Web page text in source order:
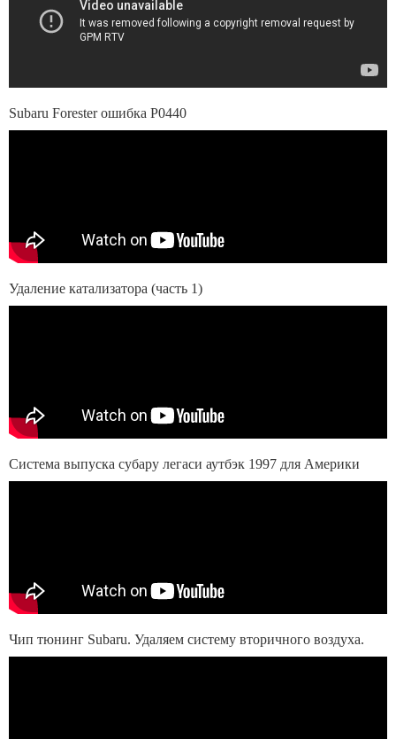
Subaru Forester ошибка Р0440
Удаление катализатора (часть 1)
Система выпуска субару легаси аутбэк 1997 для Америки
Чип тюнинг Subaru. Удаляем систему вторичного воздуха.